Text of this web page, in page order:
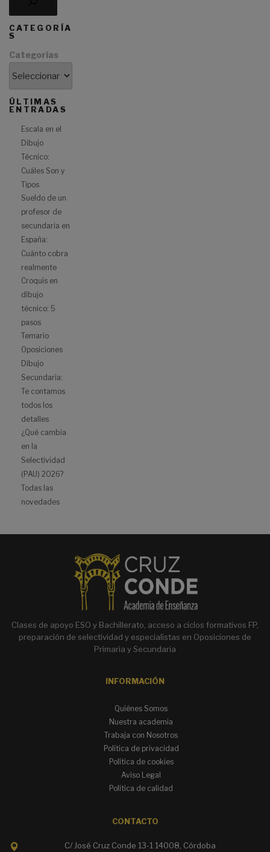
CATEGORÍA
S
Categorías
ÚLTIMAS
ENTRADAS
Escala en el
Dibujo
Técnico:
Cuáles Son y
Tipos
Sueldo de un
profesor de
secundaria en
España:
Cuánto cobra
realmente
Croquis en
dibujo
técnico: 5
pasos
Temario
Oposiciones
Dibujo
Secundaria:
Te contamos
todos los
detalles
¿Qué cambia
en la
Selectividad
(PAU) 2026?
Todas las
novedades
Clases de apoyo ESO y Bachillerato, acceso a ciclos formativos FP,
preparación de selectividad y especialistas en Oposiciones de
Primaria y Secundaria
INFORMACIÓN
Quiénes Somos
Nuestra academia
Trabaja con Nosotros
Política de privacidad
Política de cookies
Aviso Legal
Política de calidad
CONTACTO
C/ José Cruz Conde 13-1 14008, Córdoba